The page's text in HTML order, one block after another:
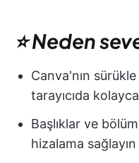
⭐ Neden
Canva'nın
tarayıcıda
Başlıklar ve
hizalama sağlayın